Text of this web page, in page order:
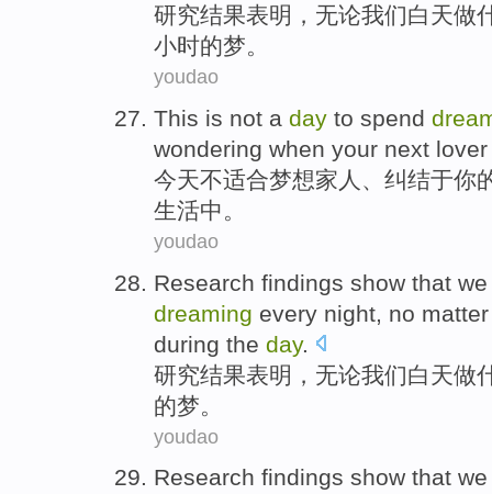
研究结果表明 ， 无论我们白天做
小时的梦。
youdao
This is not a day to spend
wondering when your next lover
今天不适合梦想家人 、 纠结于你
生活中。
youdao
Research findings show that we
dreaming every night no matter
during the day.
研究结果表明 ， 无论我们白天做
的梦 。
youdao
Research findings show that we